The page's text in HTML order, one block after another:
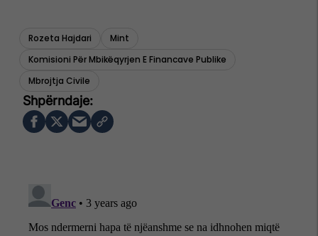
Rozeta Hajdari
Mint
Komisioni Për Mbikëqyrjen E Financave Publike
Mbrojtja Civile